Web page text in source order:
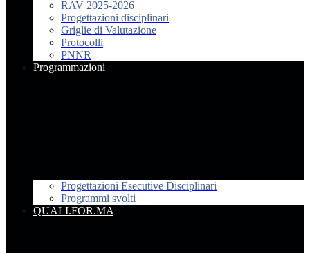
RAV 2025-2026
Progettazioni disciplinari
Griglie di Valutazione
Protocolli
PNNR
Programmazioni
Progettazioni Esecutive Disciplinari
Programmi svolti
QUALI.FOR.MA